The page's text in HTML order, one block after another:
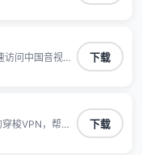
,解决国内视
戏，超低延迟
访问中国音视频
优酷、bilibili、
如原神、阴阳
·遇、另一个
帮助海外华人
国游戏和音乐
流畅加速国服
下载
梭VPN，帮助
区版权限制问
站、游戏及应
下载